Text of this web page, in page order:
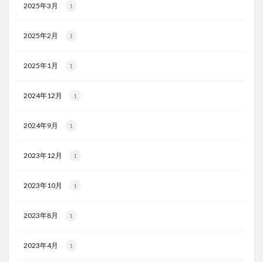
2025年3月 1
2025年2月 1
2025年1月 1
2024年12月 1
2024年9月 1
2023年12月 1
2023年10月 1
2023年8月 1
2023年4月 1